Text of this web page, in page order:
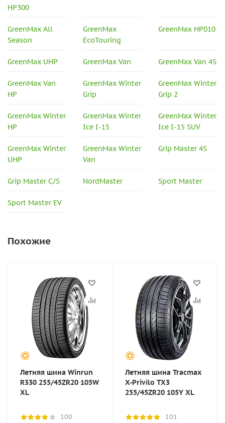
HP300
GreenMax All
Season
GreenMax
EcoTouring
GreenMax HP010
GreenMax UHP GreenMax Van GreenMax Van 4S
GreenMax Van
HP
GreenMax Winter
Grip
GreenMax Winter
Grip 2
GreenMax Winter
HP
GreenMax Winter
Ice I-15
GreenMax Winter
Ice I-15 SUV
GreenMax Winter
UHP
GreenMax Winter
Van
Grip Master 4S
Grip Master C/S NordMaster Sport Master
Sport Master EV
Похожие
Летняя шина Winrun
R330 255/45ZR20 105W
XL
100
Летняя шина Tracmax
X-Privilo TX3
255/45ZR20 105Y XL
101